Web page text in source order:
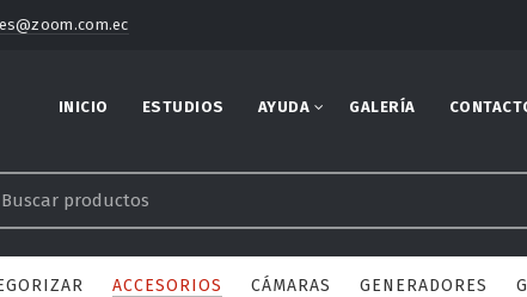
INICIO ESTUDIOS AYUDA GALERÍA
ACCESORIOS CÁMARAS GENERADORES